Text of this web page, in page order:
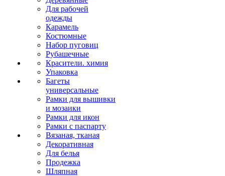
Для рабочей
одежды
Карамель
Костюмные
Набор пуговиц
Рубашечные
Красители. химия
Упаковка
Багеты
универсальные
Рамки для вышивки
и мозаики
Рамки для икон
Рамки с паспарту
Вязаная, тканая
Декоративная
Для белья
Продежка
Шляпная